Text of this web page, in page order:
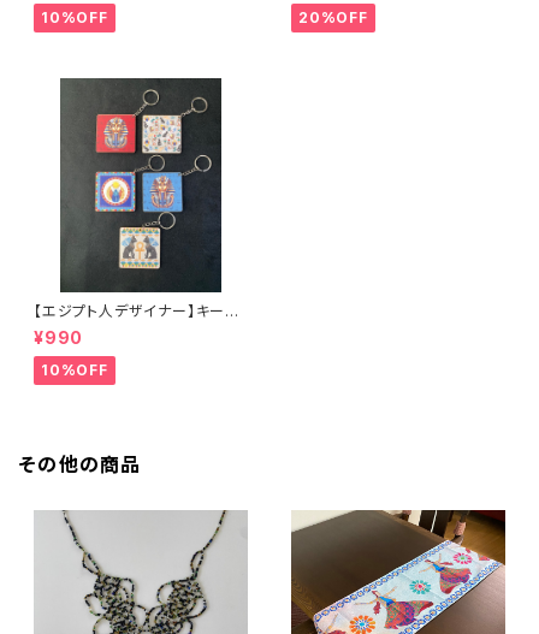
10%OFF
き20%OFF
【エジプト人デザイナー】キーホ
ルダー 古代エジプト柄 バス
テト スカラベ ツタンカーメン
¥990
10%OFF
その他の商品